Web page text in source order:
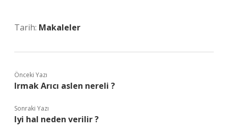
Tarih: Makaleler
Önceki Yazı
Irmak Arıcı aslen nereli ?
Sonraki Yazı
Iyi hal neden verilir ?